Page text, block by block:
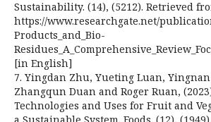
Sustainability. (14), (5212). Retrieved
https://www.researchgate.net/
Products_and_Bio-
[in English]
7. Yingdan Zhu, Yueting Luan,
Zhangqun Duan and Roger Ruan,
Technologies and Uses for Fruit and